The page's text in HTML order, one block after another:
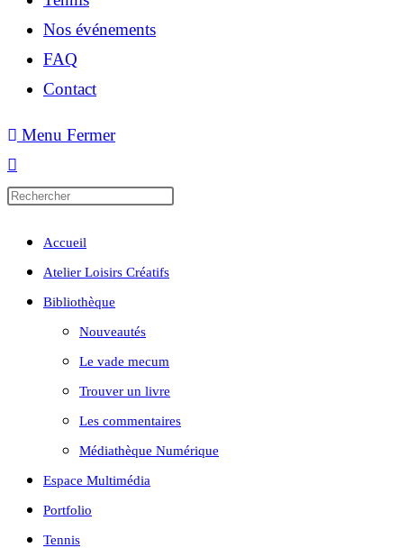
Nos événements
FAQ
Contact
Menu Fermer
Accueil
Atelier Loisirs Créatifs
Bibliothèque
Nouveautés
Le vade mecum
Trouver un livre
Les commentaires
Médiathèque Numérique
Espace Multimédia
Portfolio
Tennis